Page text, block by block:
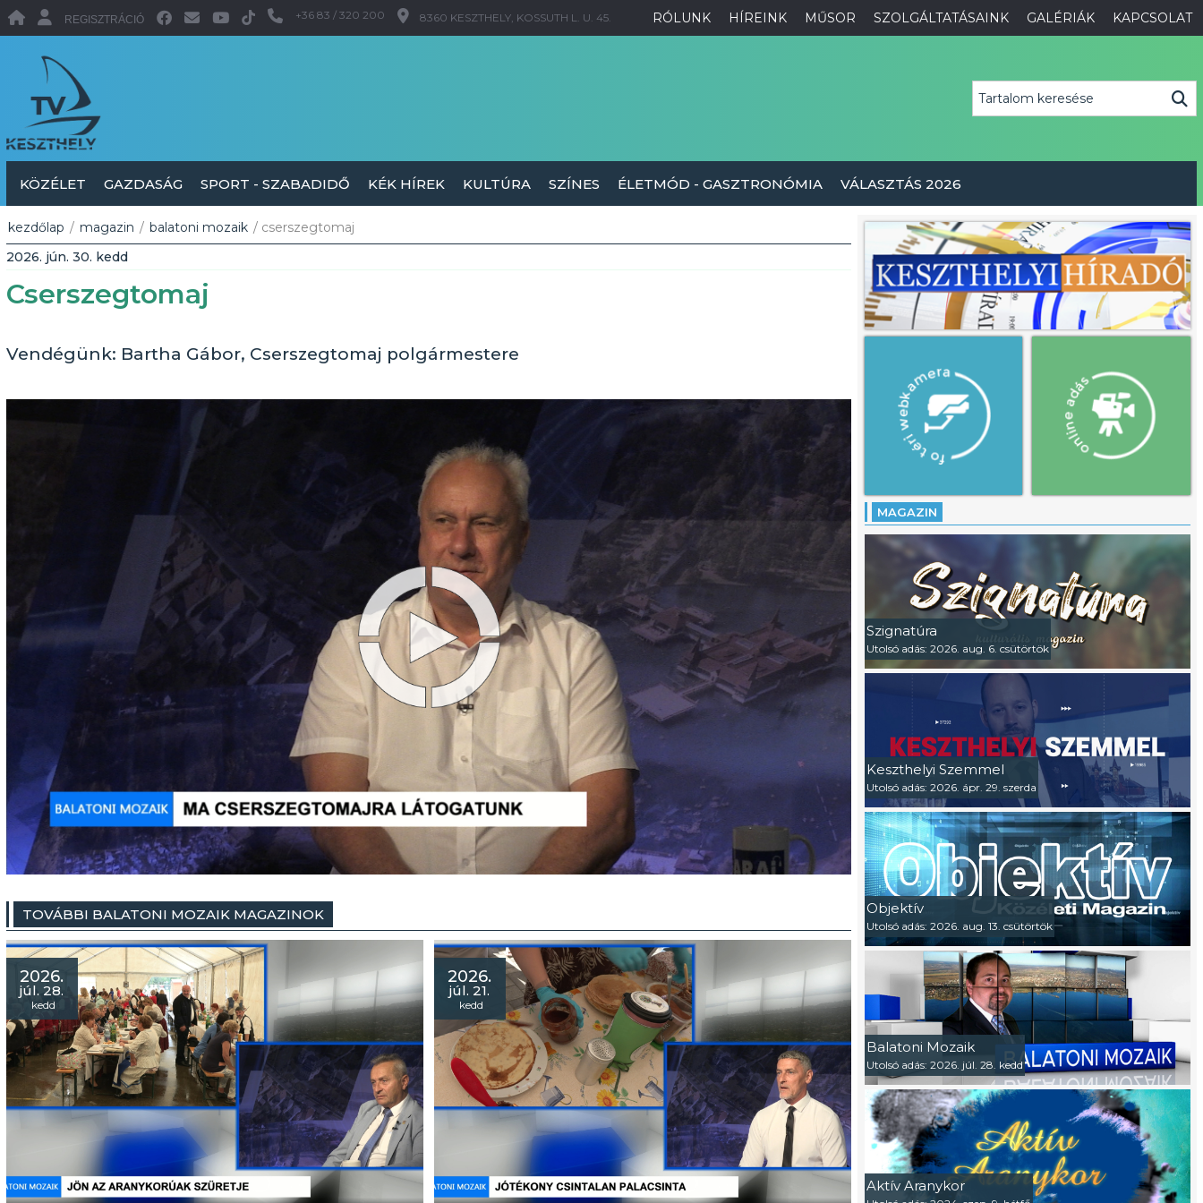
RÓLUNK HÍREINK MŰSOR SZOLGÁLTATÁSAINK GALÉRIÁK KAPCSOLAT
REGISZTRÁCIÓ +36 83 / 320 200 8360 KESZTHELY, KOSSUTH L. U. 45.
KÖZÉLET GAZDASÁG SPORT - SZABADIDŐ KÉK HÍREK KULTÚRA SZÍNES ÉLETMÓD - GASZTRONÓMIA VÁLASZTÁS 2026
kezdőlap / magazin / balatoni mozaik / cserszegtomaj
2026. jún. 30. kedd
Cserszegtomaj
Vendégünk: Bartha Gábor, Cserszegtomaj polgármestere
TOVÁBBI BALATONI MOZAIK MAGAZINOK
2026.
júl. 28.
kedd
2026.
júl. 21.
kedd
MAGAZIN
Szignatúra
Utolsó adás: 2026. aug. 6. csütörtök
Keszthelyi Szemmel
Utolsó adás: 2026. ápr. 29. szerda
Objektív
Utolsó adás: 2026. aug. 13. csütörtök
Balatoni Mozaik
Utolsó adás: 2026. júl. 28. kedd
Aktív Aranykor